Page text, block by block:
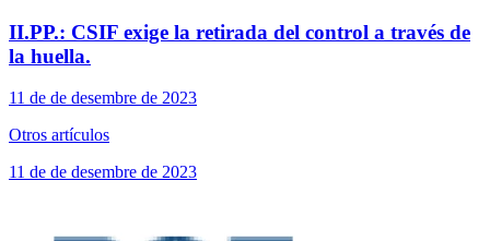
II.PP.: CSIF exige la retirada del control a través de
la huella.
11 de de desembre de 2023
Otros artículos
11 de de desembre de 2023